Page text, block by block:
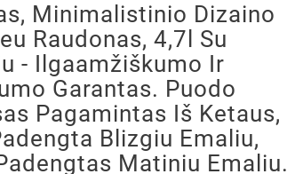
Minimalistinio Dizaino
Raudonas, 4,7l Su
- Ilgaamžiškumo Ir
Garantas. Puodo
Pagamintas Iš Ketaus,
Blizgiu Emaliu,
Matiniu Emaliu.